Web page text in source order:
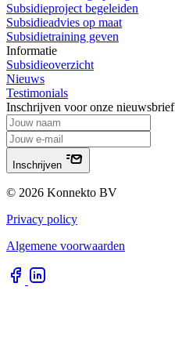
Subsidieproject begeleiden
Subsidieadvies op maat
Subsidietraining geven
Informatie
Subsidieoverzicht
Nieuws
Testimonials
Inschrijven voor onze nieuwsbrief
Inschrijven
© 2026 Konnekto BV
Privacy policy
Algemene voorwaarden